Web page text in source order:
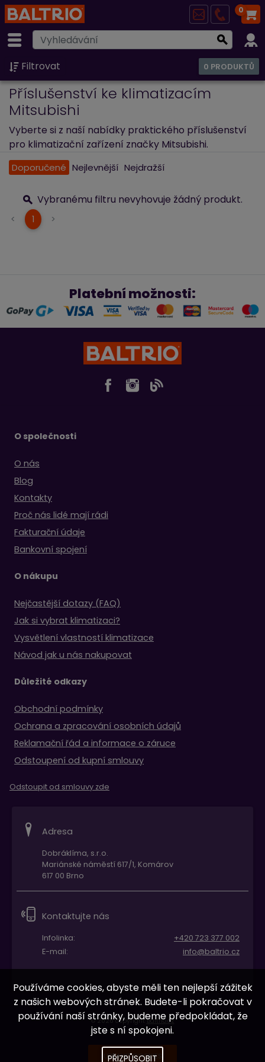
0
Filtrovat 0 PRODUKTŮ
Příslušenství ke klimatizacím
Mitsubishi
Vyberte si z naší nabídky praktického příslušenství
pro klimatizační zařízení značky Mitsubishi.
Doporučené Nejlevnější Nejdražší
Vybranému filtru nevyhovuje žádný produkt.
< 1 (current)
>
Platební možnosti:
O společnosti
O nás
Blog
Kontakty
Proč nás lidé mají rádi
Fakturační údaje
Bankovní spojení
O nákupu
Nejčastější dotazy (FAQ)
Jak si vybrat klimatizaci?
Vysvětlení vlastností klimatizace
Návod jak u nás nakupovat
Důležité odkazy
Obchodní podmínky
Ochrana a zpracování osobních údajů
Reklamační řád a informace o záruce
Odstoupení od kupní smlouvy
Odstoupit od smlouvy zde
Adresa
Dobráklíma, s.r.o.
Mariánské náměstí 617/1, Komárov
617 00 Brno
Kontaktujte nás
Infolinka:
+420 723 377 002
E-mail:
info@baltrio.cz
© 2026 copyrightBaltrio.cz
UPRAVIT COOKIES
Používáme cookies, abyste měli ten nejlepší zážitek
z našich webových stránek. Budete-li pokračovat v
používání naší stránky, budeme předpokládat, že
jste s ní spokojeni.
PŘIZPŮSOBIT